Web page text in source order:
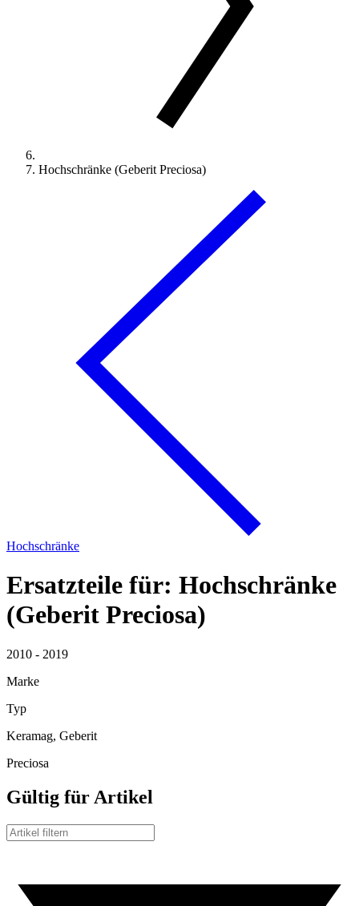
Hochschränke (Geberit Preciosa)
Hochschränke
Ersatzteile für: Hochschränke
(Geberit Preciosa)
2010 - 2019
Marke
Typ
Keramag, Geberit
Preciosa
Gültig für Artikel